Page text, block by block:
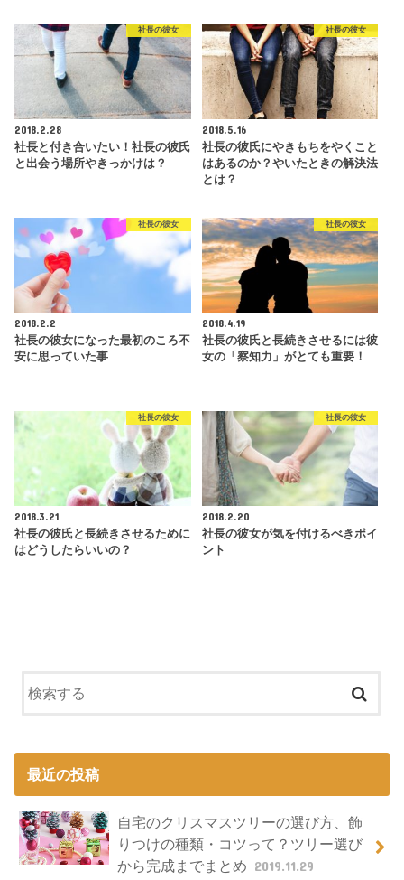
社長の彼女
2018.2.28
社長と付き合いたい！社長の彼氏
と出会う場所やきっかけは？
社長の彼女
2018.5.16
社長の彼氏にやきもちをやくこと
はあるのか？やいたときの解決法
とは？
社長の彼女
2018.2.2
社長の彼女になった最初のころ不
安に思っていた事
社長の彼女
2018.4.19
社長の彼氏と長続きさせるには彼
女の「察知力」がとても重要！
社長の彼女
2018.3.21
社長の彼氏と長続きさせるために
はどうしたらいいの？
社長の彼女
2018.2.20
社長の彼女が気を付けるべきポイ
ント
最近の投稿
自宅のクリスマスツリーの選び方、飾
りつけの種類・コツって？ツリー選び
から完成までまとめ 2019.11.29